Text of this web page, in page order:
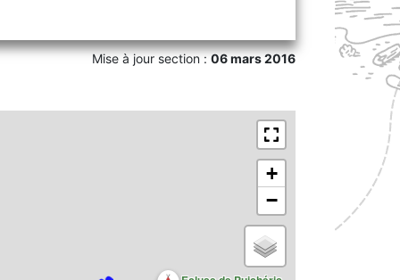
Mise à jour section :06 mars 2016
+
−